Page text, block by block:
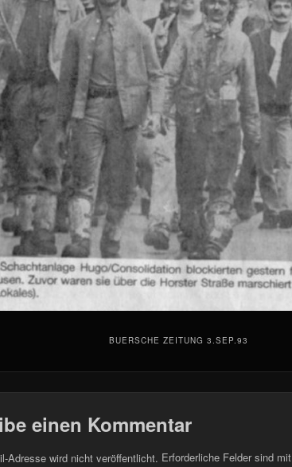
BUERSCHE ZEITUNG 3.SEP.93
einen Kommentar
Adresse wird nicht veröffentlicht. Erforderliche Felder sind mit